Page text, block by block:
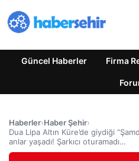
Güncel Haberler Firma
Haberler›Haber Şehir›
Dua Lipa Altın Küre’de giydiği
anlar yaşadı! Şarkıcı oturamadı…